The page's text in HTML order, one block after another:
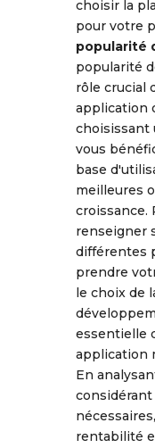
choisir la
pour votre
popularité
popularité
rôle crucial
application
choisissant
vous
base
meilleures
croissance.
renseigner
différentes
prendre
le choix de
essentielle
application
En
rentabilité